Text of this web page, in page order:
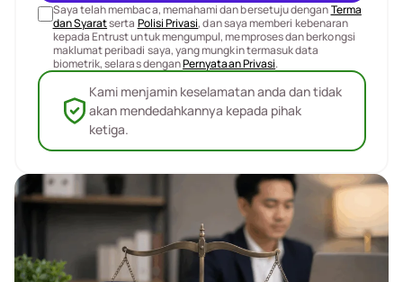
Saya telah membaca, memahami dan bersetuju denganTerma
dan Syaratserta Polisi Privasi, dan saya memberi kebenaran
kepada Entrust untuk mengumpul, memproses dan berkongsi
maklumat peribadi saya, yang mungkin termasuk data
biometrik, selaras denganPernyataan Privasi.
Kami menjamin keselamatan anda dan tidak
akan mendedahkannya kepada pihak
ketiga.